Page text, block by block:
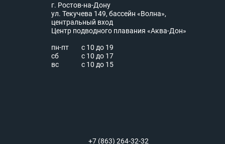
г. Ростов-на-Дону
ул. Текучева 149, бассейн «Волна»,
центральный вход
Центр подводного плавания «Аква-Дон»
пн-пт
с 10 до 19
сб
с 10 до 17
вс
с 10 до 15
+7 (863) 264-32-32